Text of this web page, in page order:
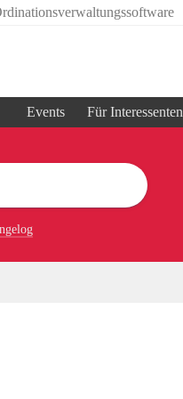
Events Für Interessenten